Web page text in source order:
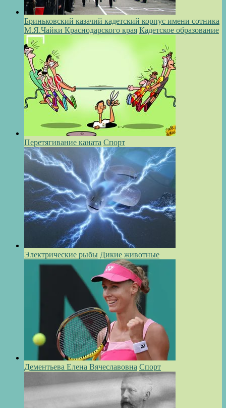
Бриньковский казачий кадетский корпус имени сотника
М.Я.Чайки Краснодарского края Кадетское образование
Перетягивание каната Спорт
Электрические рыбы Дикие животные
Дементьева Елена Вячеславовна Спорт